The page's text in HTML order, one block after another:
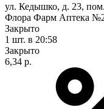
ул. Кедышко, д. 23,
Флора Фарм Аптека
Закрыто
1 шт. в 20:58
Закрыто
6,34 р.